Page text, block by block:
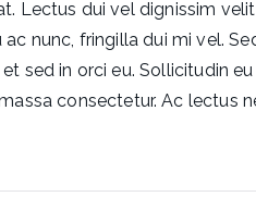
Lectus dui vel dignissim
nunc, fringilla dui mi vel.
sed in orci eu. Sollicitudin
consectetur. Ac lectus